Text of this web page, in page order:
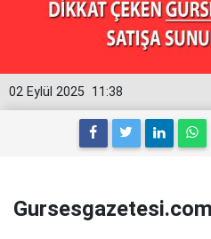
11:38
02 Eylül 2025